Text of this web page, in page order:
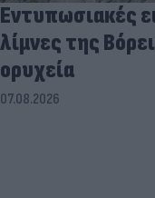
Εντυπωσιακές
λίμνες της
ορυχεία
07.08.2026